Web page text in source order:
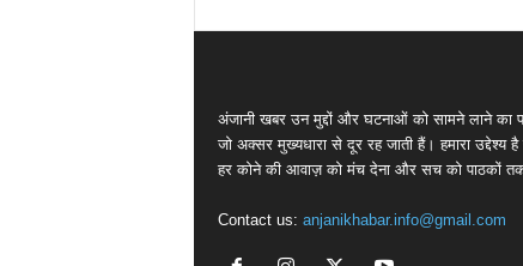
अंजानी खबर उन मुद्दों और घटनाओं को सामने लाने का
जो अक्सर मुख्यधारा से दूर रह जाती हैं। हमारा उद्देश्य
हर कोने की आवाज़ को मंच देना और सच को पाठकों तक
Contact us: anjanikhabar.info@gmail.com